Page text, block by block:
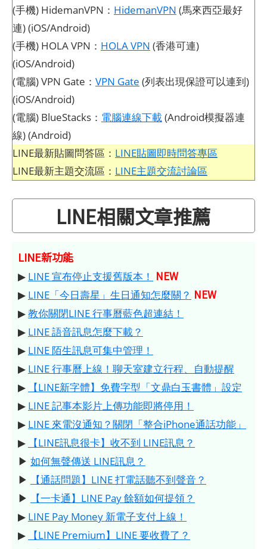
(手機) HidemanVPN： HidemanVPN (馬來西亞最好
連) (iOS/Android)
(手機) HOLA VPN： HOLA VPN (香港可連)
(iOS/Android)
(電腦) VPN Gate： VPN Gate (列表出現保證可以連到)
(iOS/Android)
(電腦) BlueStacks： 電腦連線下載(Android模擬器連
線) (Android)
LINE最新貼圖問答區： LINE貼圖即時問答專區
LINE最新主題交流區： LINE主題交流討論區
LINE相關文章推薦
LINE新功能
▶ LINE 宣布停止支援舊版本！ NEW
▶ LINE「今日壽星」生日通知怎麼關？ NEW
▶教你關閉LINE 行事曆藍色超連結！
▶ LINE 語音訊息怎麼下載？
▶ LINE 陌生訊息可集中管理！
▶ LINE 行事曆上線！聊天室建立行程、自動提醒
▶
【LINE新字體】免費字型「文鼎白玉書體」設定
▶ LINE 記事本影片上傳功能即將停用！
▶ LINE 來電沒通知？關閉「整合iPhone通話功能」
▶
【LINE訊息很卡】收不到 LINE訊息？
▶ 如何無聲傳送 LINE訊息？
▶
【通話問題】LINE 打電話聽不到聲音？
▶
【一卡通】LINE Pay 餘額如何提領？
▶ LINE Pay Money 新電子支付上線！
▶
【LINE Premium】LINE 要收費了？